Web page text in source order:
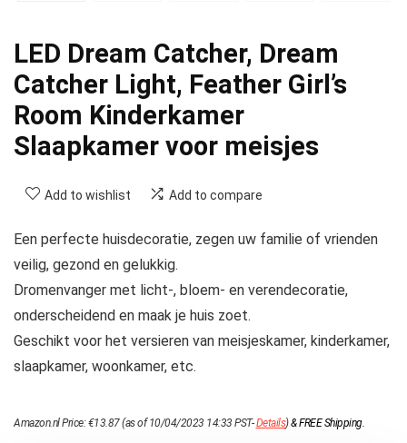
LED Dream Catcher, Dream
Catcher Light, Feather Girl’s
Room Kinderkamer
Slaapkamer voor meisjes
Add to wishlist Add to compare
Een perfecte huisdecoratie, zegen uw familie of vrienden
veilig, gezond en gelukkig.
Dromenvanger met licht-, bloem- en verendecoratie,
onderscheidend en maak je huis zoet.
Geschikt voor het versieren van meisjeskamer, kinderkamer,
slaapkamer, woonkamer, etc.
Amazon.nl Price:€13.87(as of 10/04/2023 14:33 PST-Details)&FREE Shipping.